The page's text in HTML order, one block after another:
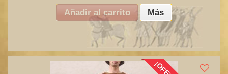
Añadir al carrito Más